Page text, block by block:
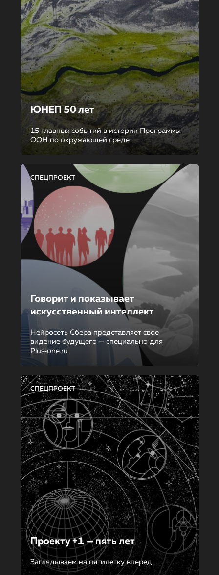
ЮНЕП 50 лет
15 главных событий в истории Программы
ООН по окружающей среде
СПЕЦПРОЕКТ
Говорит и показывает
искусственный интеллект
Нейросеть Сбера представляет свое
видение будущего — специально для
Plus‑one.ru
СПЕЦПРОЕКТ
Проекту +1 — пять лет
Заглядываем на пятилетку вперед